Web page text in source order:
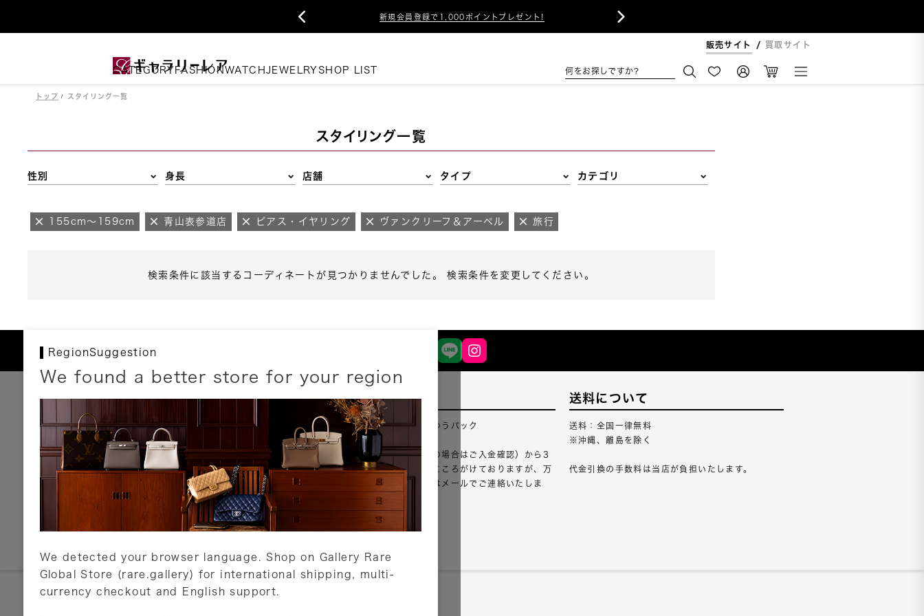
新規会員登録で1,000ポイントプレゼント!
 
販売サイト 買取サイト
CATEGORY FASHIONWATCHJEWELRY SHOP LIST 何をお探しですか?
トップ スタイリング一覧
スタイリング一覧
性別 身長 店舗 タイプ カテゴリ
155cm～159cm 青山表参道店 ピアス・イヤリング ヴァンクリーフ＆アーペル 旅行
検索条件に該当するコーディネートが見つかりませんでした。 検索条件を変更してください。
RegionSuggestion
We found a better store for your region
We detected your browser language. Shop on Gallery Rare
Global Store (rare.gallery) for international shipping, multi-
currency checkout and English support.
お支払いについて
以下のお支払方法が利用可能です。
クレジットカード
ショッピングローン
銀行振込・郵便振替
代金引換
Amazon Pay
PayPay
店頭支払い
詳しくはこちら
配送について
配送業者：佐川急便・ゆうパック
ご注文確認（銀行振込の場合はご入金確認）から3
営業日以内のご出荷をこころがけておりますが、万
が一出荷が遅れる場合はメールでご連絡いたしま
詳しくはこちら
送料について
送料：全国一律無料
※沖縄、離島を除く
代金引換の手数料は当店が負担いたします。